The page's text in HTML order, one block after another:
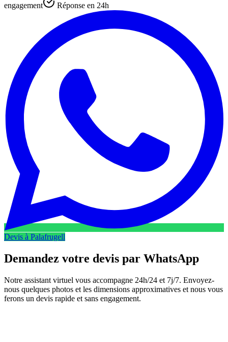
engagement
Réponse en 24h
Devis à Palafrugell
Demandez votre devis par WhatsApp
Notre assistant virtuel vous accompagne 24h/24 et 7j/7. Envoyez-
nous quelques photos et les dimensions approximatives et nous vous
ferons un devis rapide et sans engagement.